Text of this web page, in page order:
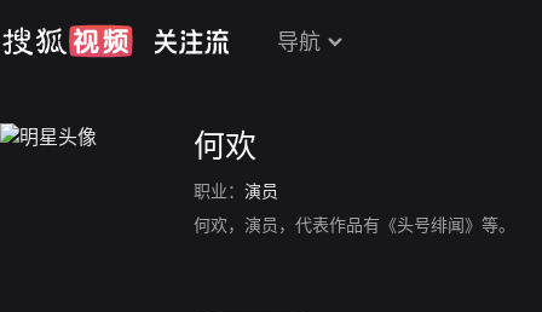
导航
何欢
职业： 演员
何欢，演员，代表作品有《头号绯闻》等。